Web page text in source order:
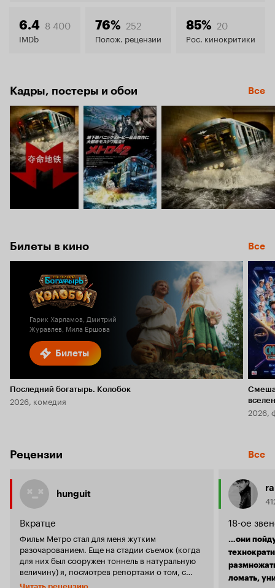
7.2
6.4 8 400
IMDb
76% 252
Полож. рецензии
85% 20
Рос. кинокритики
Кадры, постеры и обои Все
Билеты в кино Все
Билеты
Гарик Харламов, Дмитрий
Журавлев, Мила Ершова
Последний богатырь. Колобок
2026, комедия
2026,
Рецензии Все
hunguit
Вкратце
Фильм Метро стал для меня жутким
разочарованием. Еще на стадии съемок (когда
для них был сооружен тоннель в натуральную
величину) я, посмотрев репортажи о том, с
каким размахом эти съемки проводятся,
18-ое
…они
ломать,